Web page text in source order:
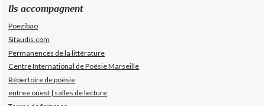
Ils accompagnent
Poezibao
Sitaudis.com
Permanences de la littérature
Centre International de Poésie Marseille
Répertoire de poésie
entree ouest | salles de lecture